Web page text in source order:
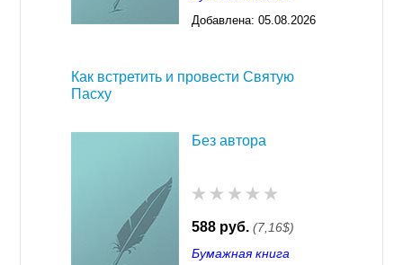
Добавлена: 05.08.2026
Как встретить и провести Святую
Пасху
Без автора
588 руб. (7,16$)
Бумажная книга